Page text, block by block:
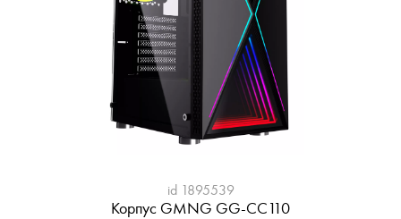
id 1895539
Корпус GMNG GG-CC110